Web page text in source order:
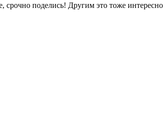
поделись! Другим это тоже интересно